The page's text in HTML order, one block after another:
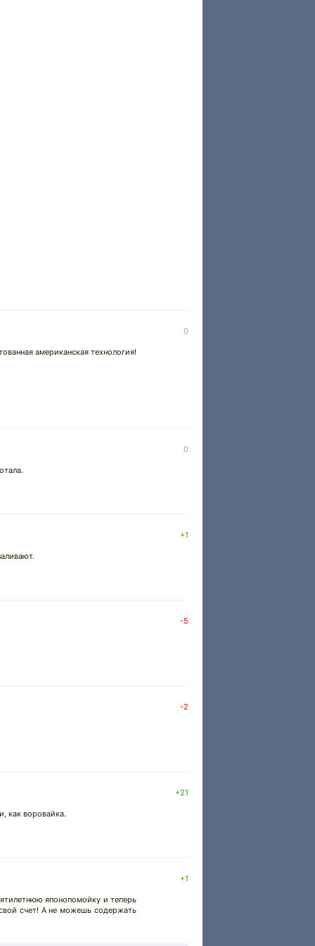
0
американская технология!
0
+1
-5
-2
+21
как воровайка.
+1
японопомойку и теперь
счет! А не можешь содержать